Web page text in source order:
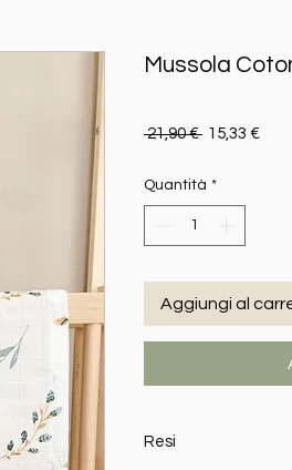
Mussola
21,90 € Prezzo
15,33 €
Quantità *
Aggiungi al
Resi